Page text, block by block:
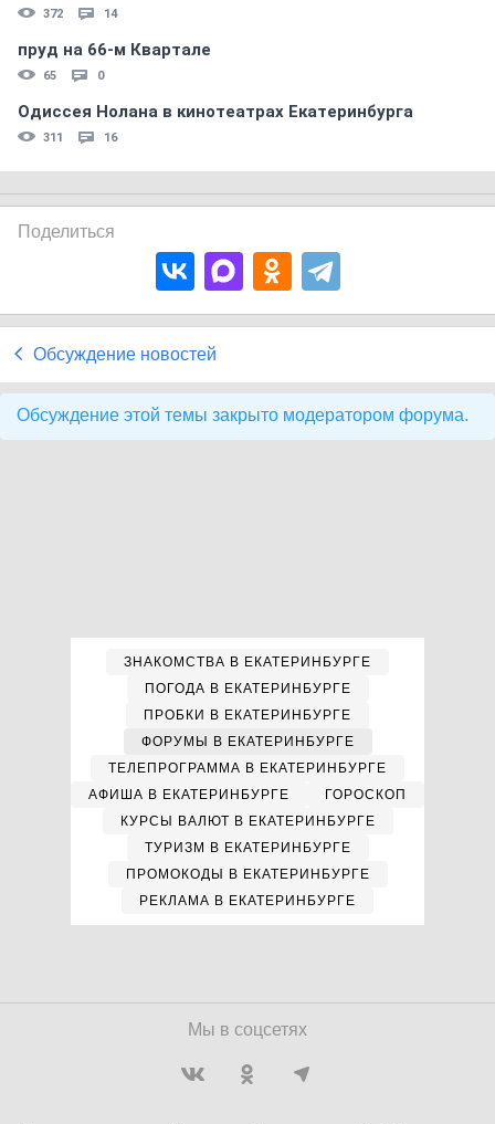
372 14
пруд на 66-м Квартале
65 0
Одиссея Нолана в кинотеатрах Екатеринбурга
311 16
Поделиться
Обсуждение новостей
Обсуждение этой темы закрыто модератором форума.
ЗНАКОМСТВА В ЕКАТЕРИНБУРГЕ
ПОГОДА В ЕКАТЕРИНБУРГЕ
ПРОБКИ В ЕКАТЕРИНБУРГЕ
ФОРУМЫ В ЕКАТЕРИНБУРГЕ
ТЕЛЕПРОГРАММА В ЕКАТЕРИНБУРГЕ
АФИША В ЕКАТЕРИНБУРГЕ
ГОРОСКОП
КУРСЫ ВАЛЮТ В ЕКАТЕРИНБУРГЕ
ТУРИЗМ В ЕКАТЕРИНБУРГЕ
ПРОМОКОДЫ В ЕКАТЕРИНБУРГЕ
РЕКЛАМА В ЕКАТЕРИНБУРГЕ
Мы в соцсетях